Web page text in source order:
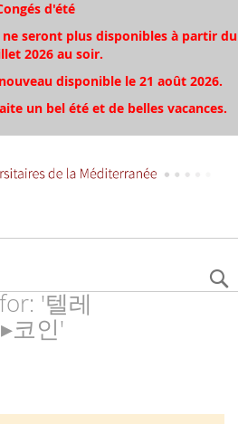
d'été
seront plus disponibles à partir du
2026 au soir.
disponible le 21 août 2026.
un bel été et de belles vacances.
'텔레
코인'